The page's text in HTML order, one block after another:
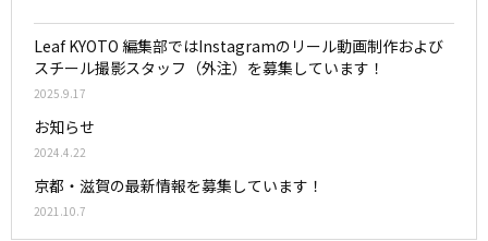
Leaf KYOTO 編集部ではInstagramのリール動画制作および
スチール撮影スタッフ（外注）を募集しています！
2025.9.17
お知らせ
2024.4.22
京都・滋賀の最新情報を募集しています！
2021.10.7